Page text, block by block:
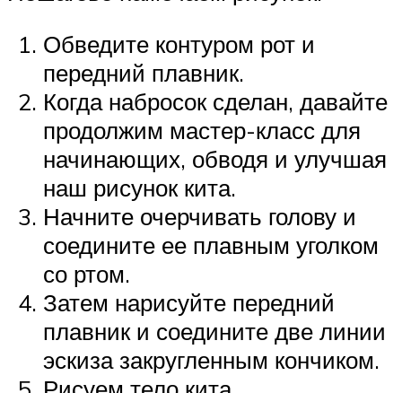
Обведите контуром рот и
передний плавник.
Когда набросок сделан, давайте
продолжим мастер-класс для
начинающих, обводя и улучшая
наш рисунок кита.
Начните очерчивать голову и
соедините ее плавным уголком
со ртом.
Затем нарисуйте передний
плавник и соедините две линии
эскиза закругленным кончиком.